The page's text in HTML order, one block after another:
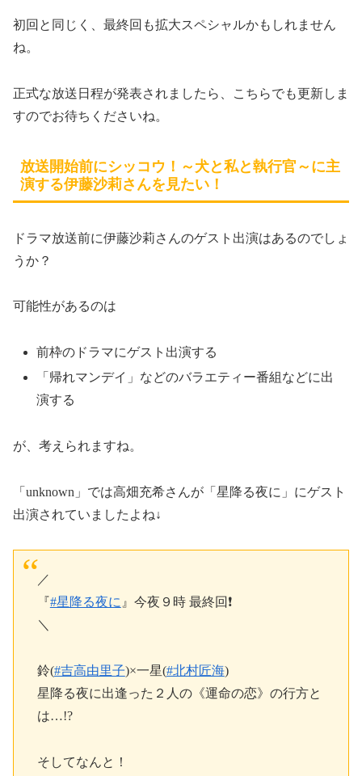
初回と同じく、最終回も拡大スペシャルかもしれません
ね。
正式な放送日程が発表されましたら、こちらでも更新しま
すのでお待ちくださいね。
放送開始前にシッコウ！～犬と私と執行官～に主
演する伊藤沙莉さんを見たい！
ドラマ放送前に伊藤沙莉さんのゲスト出演はあるのでしょ
うか？
可能性があるのは
前枠のドラマにゲスト出演する
「帰れマンデイ」などのバラエティー番組などに出
演する
が、考えられますね。
「unknown」では高畑充希さんが「星降る夜に」にゲスト
出演されていましたよね↓
／
『#星降る夜に 』今夜９時 最終回❗️
＼
鈴(#吉高由里子)×一星(#北村匠海)
星降る夜に出逢った２人の《運命の恋》の行方と
は…!?
そしてなんと！